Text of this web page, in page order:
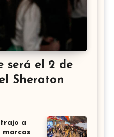
será el 2 de
Sheraton
a
marcas